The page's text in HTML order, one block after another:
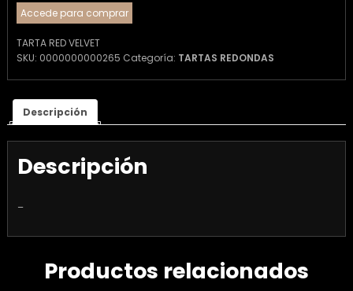
Accede para comprar
TARTA RED VELVET
SKU: 0000000000265 Categoría: TARTAS REDONDAS
Descripción
Descripción
–
Productos relacionados